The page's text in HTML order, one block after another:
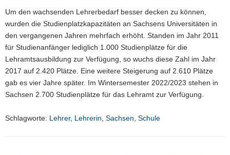
Um den wachsenden Lehrerbedarf besser decken zu können,
wurden die Studienplatzkapazitäten an Sachsens Universitäten in
den vergangenen Jahren mehrfach erhöht. Standen im Jahr 2011
für Studienanfänger lediglich 1.000 Studien­plätze für die
Lehramtsausbildung zur Verfügung, so wuchs diese Zahl im Jahr
2017 auf 2.420 Plätze. Eine weitere Steigerung auf 2.610 Plätze
gab es vier Jahre später. Im Wintersemester 2022/2023 stehen in
Sachsen 2.700 Studienplätze für das Lehramt zur Verfügung.
Schlagworte: Lehrer, Lehrerin Sachsen Schule